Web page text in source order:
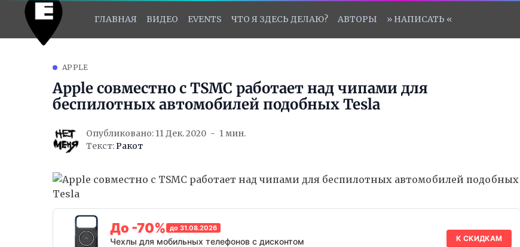
ГЛАВНАЯ ВИДЕО EVENTS ЧТО Я ЗДЕСЬ ДЕЛАЮ? АВТОРЫ » НАПИСАТЬ «
APPLE
Apple совместно с TSMC работает над чипами для
беспилотных автомобилей подобных Tesla
Опубликовано: 11 Дек. 2020
1 мин.
Текст:Ракот
До -70% до 31.08.2026
Чехлы для мобильных телефонов с дисконтом К СКИДКАМ